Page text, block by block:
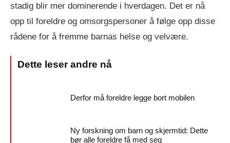
stadig blir mer dominerende i hverdagen. Det er nå
opp til foreldre og omsorgspersoner å følge opp disse
rådene for å fremme barnas helse og velvære.
Derfor må foreldre legge bort mobilen
Ny forskning om barn og skjermtid: Dette
bør alle foreldre få med seg